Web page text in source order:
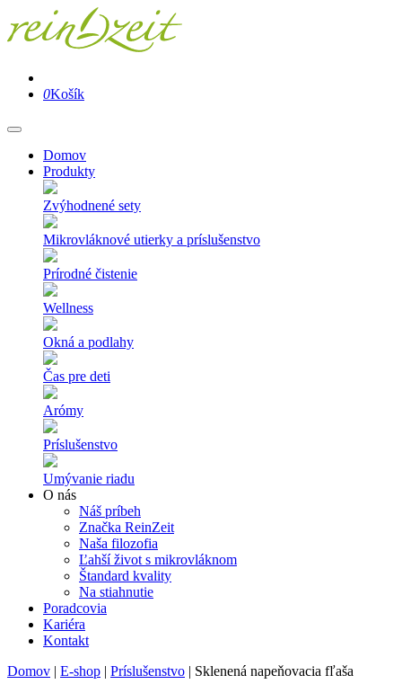
0Košík
Domov
Produkty
Zvýhodnené sety
Mikrovláknové utierky a príslušenstvo
Prírodné čistenie
Wellness
Okná a podlahy
Čas pre deti
Arómy
Príslušenstvo
Umývanie riadu
O nás
Náš príbeh
Značka ReinZeit
Naša filozofia
Ľahší život s mikrovláknom
Štandard kvality
Na stiahnutie
Poradcovia
Kariéra
Kontakt
Domov | E-shop | Príslušenstvo | Sklenená napeňovacia fľaša